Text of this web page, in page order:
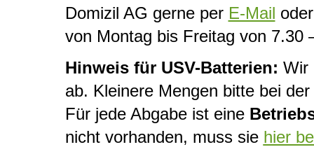
Domizil AG gerne per E-Mail
von Montag bis Freitag von 7.30
Hinweis für USV-Batterien: Wir
ab. Kleinere Mengen bitte bei
Für jede Abgabe ist eine
nicht vorhanden, muss sie hier